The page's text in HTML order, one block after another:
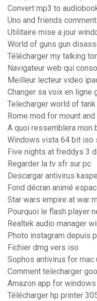
Convert mp3 to
Uno and friends
Utilitaire mise a jour
World of guns gun
Télécharger my talking
Navigateur web qui
Meilleur lecteur video
Changer sa voix en ligne
Telecharger world of
Rome mod for mount
A quoi ressemblera mon
Windows vista 64 bit iso
Five nights at freddys 3
Regarder la tv sfr sur pc
Descargar antivirus
Fond décran animé
Star wars empire at war
Pourquoi le flash player
Realtek audio manager
Photo instagram depuis
Fichier dmg vers iso
Sophos antivirus for mac
Comment telecharger
Amazon app for
Télécharger hp printer